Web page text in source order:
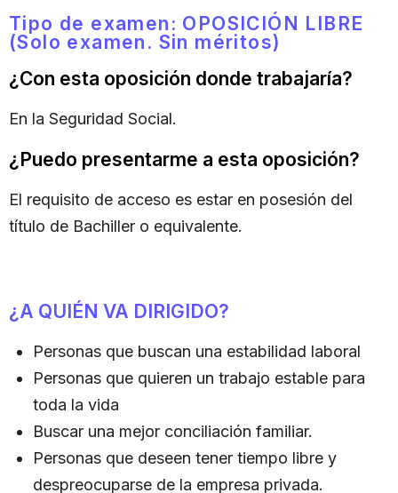
Tipo de examen: OPOSICIÓN LIBRE
(Solo examen. Sin méritos)
¿Con esta oposición donde trabajaría?
En la Seguridad Social.
¿Puedo presentarme a esta oposición?
El requisito de acceso es estar en posesión del
título de Bachiller o equivalente.
¿A QUIÉN VA DIRIGIDO?
Personas que buscan una estabilidad laboral
Personas que quieren un trabajo estable para
toda la vida
Buscar una mejor conciliación familiar.
Personas que deseen tener tiempo libre y
despreocuparse de la empresa privada.